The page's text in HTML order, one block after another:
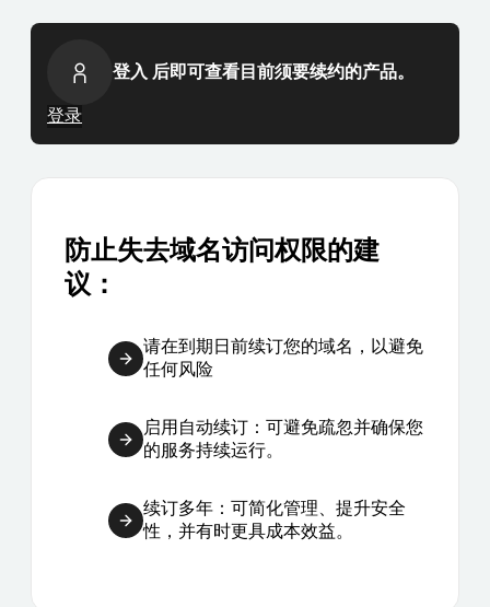
登入 后即可查看目前须要续约的产品。
登录
防止失去域名访问权限的建
议：
请在到期日前续订您的域名，以避免
任何风险
启用自动续订：可避免疏忽并确保您
的服务持续运行。
续订多年：可简化管理、提升安全
性，并有时更具成本效益。